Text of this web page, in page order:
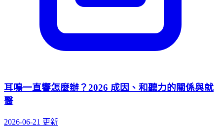
耳鳴一直響怎麼辦？2026 成因、和聽力的關係與就
醫
2026-06-21 更新